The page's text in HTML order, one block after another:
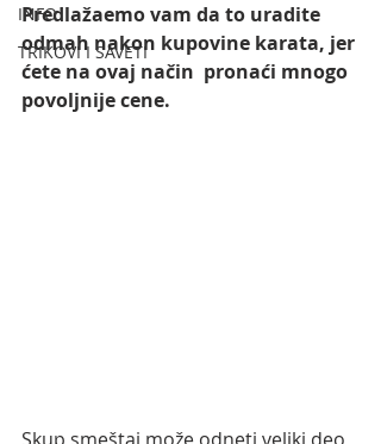
INFO
TRIKOVI I SAVETI
Predlažaemo vam da to uradite
odmah nakon kupovine karata, jer
ćete na ovaj način  pronaći mnogo
povoljnije cene.